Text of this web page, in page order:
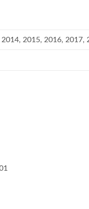
2015, 2016, 2017,